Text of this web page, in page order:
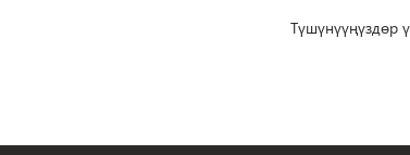
Түшүнүүңүздөр